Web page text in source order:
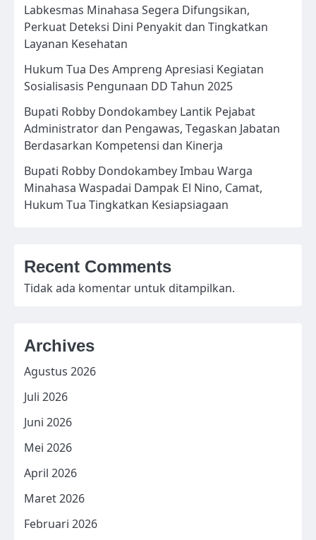
Labkesmas Minahasa Segera Difungsikan,
Perkuat Deteksi Dini Penyakit dan Tingkatkan
Layanan Kesehatan
Hukum Tua Des Ampreng Apresiasi Kegiatan
Sosialisasis Pengunaan DD Tahun 2025
Bupati Robby Dondokambey Lantik Pejabat
Administrator dan Pengawas, Tegaskan Jabatan
Berdasarkan Kompetensi dan Kinerja
Bupati Robby Dondokambey Imbau Warga
Minahasa Waspadai Dampak El Nino, Camat,
Hukum Tua Tingkatkan Kesiapsiagaan
Recent Comments
Tidak ada komentar untuk ditampilkan.
Archives
Agustus 2026
Juli 2026
Juni 2026
Mei 2026
April 2026
Maret 2026
Februari 2026